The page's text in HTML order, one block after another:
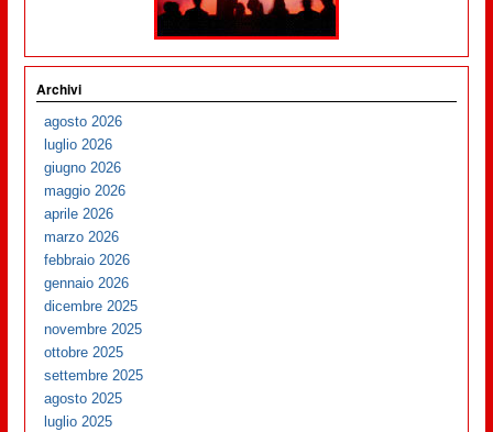
Archivi
agosto 2026
luglio 2026
giugno 2026
maggio 2026
aprile 2026
marzo 2026
febbraio 2026
gennaio 2026
dicembre 2025
novembre 2025
ottobre 2025
settembre 2025
agosto 2025
luglio 2025